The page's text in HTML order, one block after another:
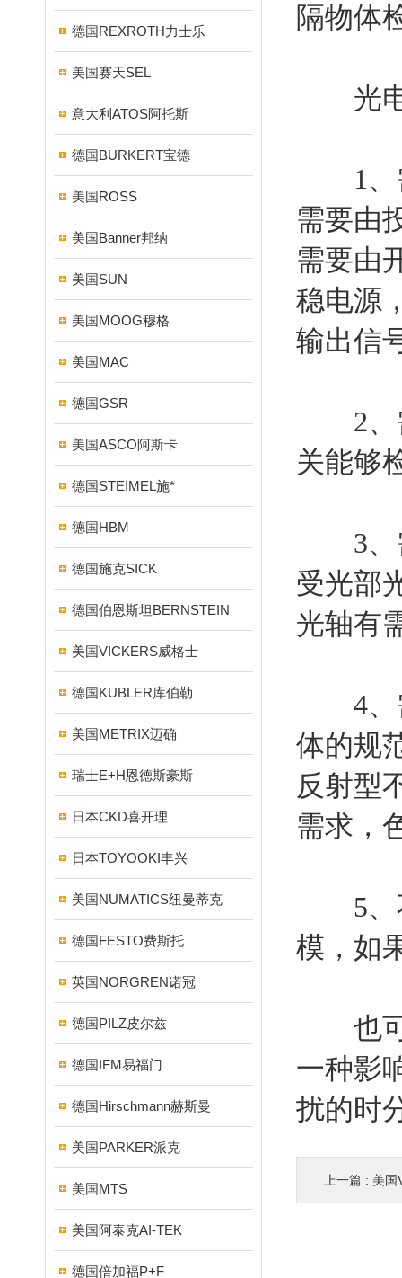
德国REXROTH力士乐
美国赛天SEL
意大利ATOS阿托斯
德国BURKERT宝德
美国ROSS
美国Banner邦纳
美国SUN
美国MOOG穆格
美国MAC
德国GSR
美国ASCO阿斯卡
德国STEIMEL施*
德国HBM
德国施克SICK
德国伯恩斯坦BERNSTEIN
美国VICKERS威格士
德国KUBLER库伯勒
美国METRIX迈确
瑞士E+H恩德斯豪斯
日本CKD喜开理
日本TOYOOKI丰兴
美国NUMATICS纽曼蒂克
德国FESTO费斯托
英国NORGREN诺冠
德国PILZ皮尔兹
德国IFM易福门
德国Hirschmann赫斯曼
美国PARKER派克
美国MTS
美国阿泰克AI-TEK
德国倍加福P+F
隔物体
光电
1、需
需要由
需要由
稳电源
输出信
2、需
关能够
3、需
受光部
光轴有
4、需
体的规
反射型
需求，
5、不
模，如
也可
一种影
扰的时
上一篇 : 美国